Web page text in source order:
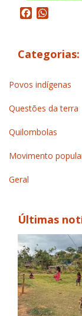
Facebook
Categorias:
Povos indígenas
Questões da terra
Quilombolas
Movimento
Geral
Últimas